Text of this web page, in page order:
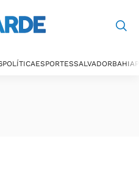
POLÍTICAESPORTESSALVADORBAHIA